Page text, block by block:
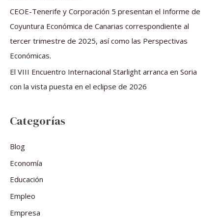
CEOE-Tenerife y Corporación 5 presentan el Informe de
Coyuntura Económica de Canarias correspondiente al
tercer trimestre de 2025, así como las Perspectivas
Económicas.
El VIII Encuentro Internacional Starlight arranca en Soria
con la vista puesta en el eclipse de 2026
Categorías
Blog
Economía
Educación
Empleo
Empresa